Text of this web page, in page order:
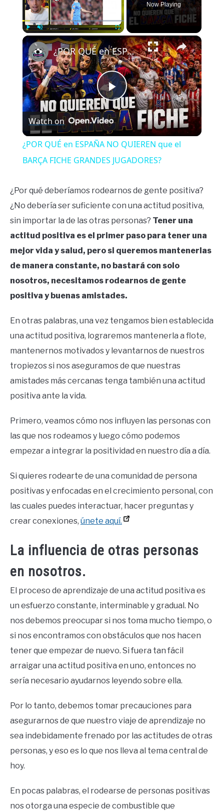
Fullscreen
Now Playing
×
Play
Video
¿POR QUÉ en ESPAÑA NO QUIEREN que el BARÇA FICHE GRANDES JUGADORES?
Watch on
¿POR QUÉ en ESPAÑA NO QUIEREN que el
BARÇA FICHE GRANDES JUGADORES?
¿Por qué deberíamos rodearnos de gente positiva?
¿No debería ser suficiente con una actitud positiva,
sin importar la de las otras personas? Tener una
actitud positiva es el primer paso para tener una
mejor vida y salud, pero si queremos mantenerlas
de manera constante, no bastará con solo
nosotros, necesitamos rodearnos de gente
positiva y buenas amistades.
En otras palabras, una vez tengamos bien establecida
una actitud positiva, lograremos mantenerla a flote,
mantenernos motivados y levantarnos de nuestros
tropiezos si nos aseguramos de que nuestras
amistades más cercanas tenga también una actitud
positiva ante la vida.
Primero, veamos cómo nos influyen las personas con
las que nos rodeamos y luego cómo podemos
empezar a integrar la positividad en nuestro día a día.
Si quieres rodearte de una comunidad de persona
positivas y enfocadas en el crecimiento personal, con
las cuales puedes interactuar, hacer preguntas y
crear conexiones, únete aquí.
La influencia de otras personas
en nosotros.
El proceso de aprendizaje de una actitud positiva es
un esfuerzo constante, interminable y gradual. No
nos debemos preocupar si nos toma mucho tiempo, o
si nos encontramos con obstáculos que nos hacen
tener que empezar de nuevo. Si fuera tan fácil
arraigar una actitud positiva en uno, entonces no
sería necesario ayudarnos leyendo sobre ella.
Por lo tanto, debemos tomar precauciones para
asegurarnos de que nuestro viaje de aprendizaje no
sea indebidamente frenado por las actitudes de otras
personas, y eso es lo que nos lleva al tema central de
hoy.
En pocas palabras, el rodearse de personas positivas
nos otorga una especie de combustible que